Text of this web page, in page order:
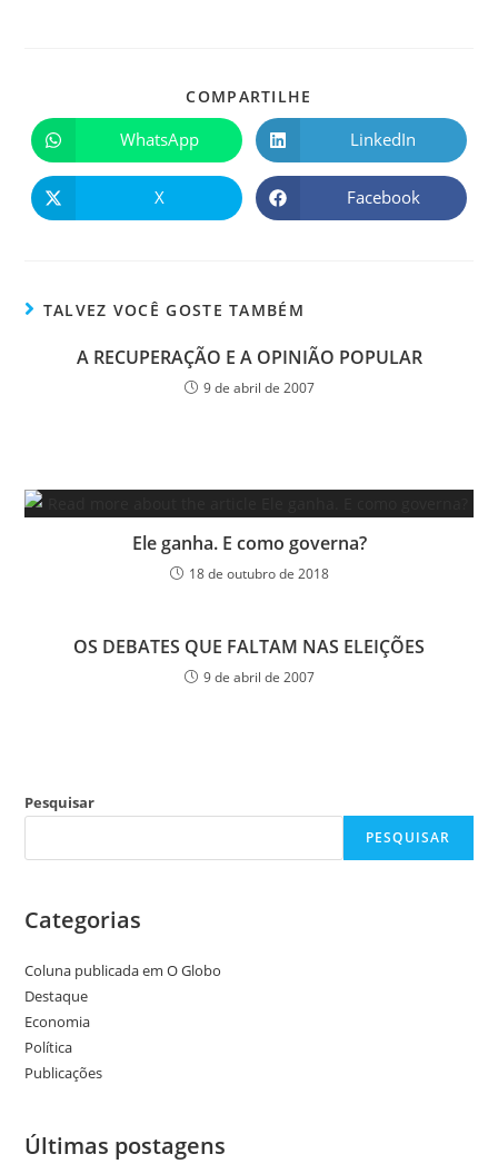
COMPARTILHE
WhatsApp LinkedIn
X Facebook
TALVEZ VOCÊ GOSTE TAMBÉM
A RECUPERAÇÃO E A OPINIÃO POPULAR
9 de abril de 2007
Ele ganha. E como governa?
18 de outubro de 2018
OS DEBATES QUE FALTAM NAS ELEIÇÕES
9 de abril de 2007
Pesquisar
PESQUISAR
Categorias
Coluna publicada em O Globo
Destaque
Economia
Política
Publicações
Últimas postagens